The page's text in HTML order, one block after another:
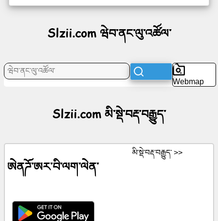
ཚུ་
སྟོན་
བརྒྱུད་
Slzii.com ཝེབ་ནང་ལུ་འཚོལ་
Webmap
Slzii.com མི་སྡེ་བརྡ་བརྒྱུད་
ཨེནཌོ་ཨར་བི་ལག་ལེན་
མི་སྡེ་བརྡ་བརྒྱུད་ >>